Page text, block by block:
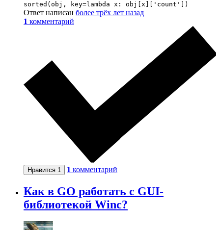
sorted(obj, key=lambda x: obj[x]['count'])
Ответ написан более трёх лет назад
1 комментарий
Нравится 1 1 комментарий
Как в GO работать с GUI-
библиотекой Winc?